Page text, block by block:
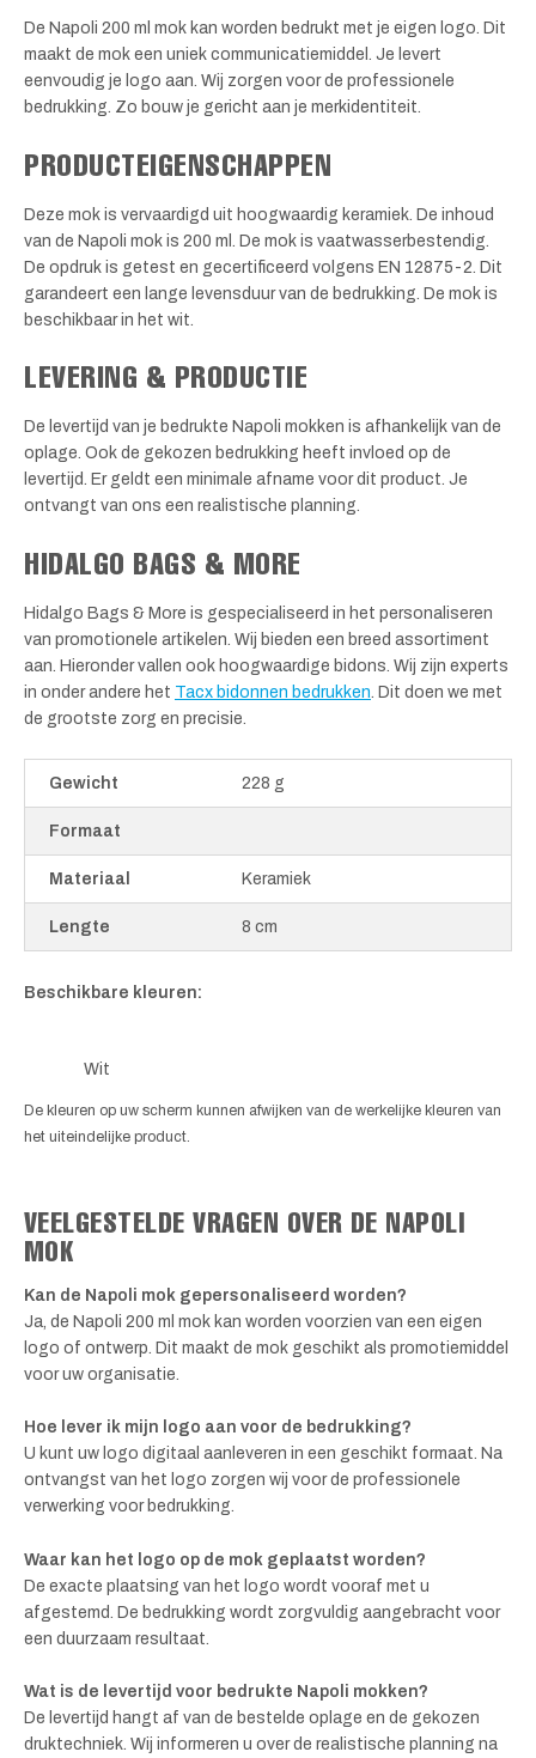
De Napoli 200 ml mok kan worden bedrukt met je eigen logo. Dit
maakt de mok een uniek communicatiemiddel. Je levert
eenvoudig je logo aan. Wij zorgen voor de professionele
bedrukking. Zo bouw je gericht aan je merkidentiteit.
PRODUCTEIGENSCHAPPEN
Deze mok is vervaardigd uit hoogwaardig keramiek. De inhoud
van de Napoli mok is 200 ml. De mok is vaatwasserbestendig.
De opdruk is getest en gecertificeerd volgens EN 12875-2. Dit
garandeert een lange levensduur van de bedrukking. De mok is
beschikbaar in het wit.
LEVERING & PRODUCTIE
De levertijd van je bedrukte Napoli mokken is afhankelijk van de
oplage. Ook de gekozen bedrukking heeft invloed op de
levertijd. Er geldt een minimale afname voor dit product. Je
ontvangt van ons een realistische planning.
HIDALGO BAGS & MORE
Hidalgo Bags & More is gespecialiseerd in het personaliseren
van promotionele artikelen. Wij bieden een breed assortiment
aan. Hieronder vallen ook hoogwaardige bidons. Wij zijn experts
in onder andere het Tacx bidonnen bedrukken . Dit doen we met
de grootste zorg en precisie.
Gewicht 228 g
Formaat
Materiaal Keramiek
Lengte 8 cm
Beschikbare kleuren:
Wit
De kleuren op uw scherm kunnen afwijken van de werkelijke kleuren van
het uiteindelijke product.
VEELGESTELDE VRAGEN OVER DE NAPOLI
MOK
Kan de Napoli mok gepersonaliseerd worden?
Ja, de Napoli 200 ml mok kan worden voorzien van een eigen
logo of ontwerp. Dit maakt de mok geschikt als promotiemiddel
voor uw organisatie.
Hoe lever ik mijn logo aan voor de bedrukking?
U kunt uw logo digitaal aanleveren in een geschikt formaat. Na
ontvangst van het logo zorgen wij voor de professionele
verwerking voor bedrukking.
Waar kan het logo op de mok geplaatst worden?
De exacte plaatsing van het logo wordt vooraf met u
afgestemd. De bedrukking wordt zorgvuldig aangebracht voor
een duurzaam resultaat.
Wat is de levertijd voor bedrukte Napoli mokken?
De levertijd hangt af van de bestelde oplage en de gekozen
druktechniek. Wij informeren u over de realistische planning na